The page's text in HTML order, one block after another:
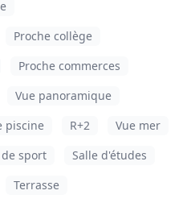
Proche collège
Proche commerces
Vue panoramique
piscine R+2
Vue mer
sport
Salle d'études
Terrasse